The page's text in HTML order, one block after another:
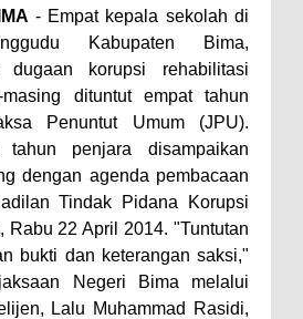
Perairan Sanggar
Perkuat Soliditas-Sinergi,
Kapolres Bima Silaturahmi ke
Kejari dan Kodim 1608
Nobar Piala Dunia Argentina vs
Inggris, Polres Bima Pererat
Silaturahmi dengan Masyarakat
Antusiasnya Warga dan Polisi
Nobar Bareng Laga Prancis vs
- Empat kepala sekolah di
Kabupaten Bima,
dugaan korupsi rehabilitasi
masing dituntut empat tahun
Penuntut Umum (JPU).
tahun penjara disampaikan
dengan agenda pembacaan
Tindak Pidana Korupsi
Rabu 22 April 2014. "Tuntutan
bukti dan keterangan saksi,"
Negeri Bima melalui
Lalu Muhammad Rasidi,